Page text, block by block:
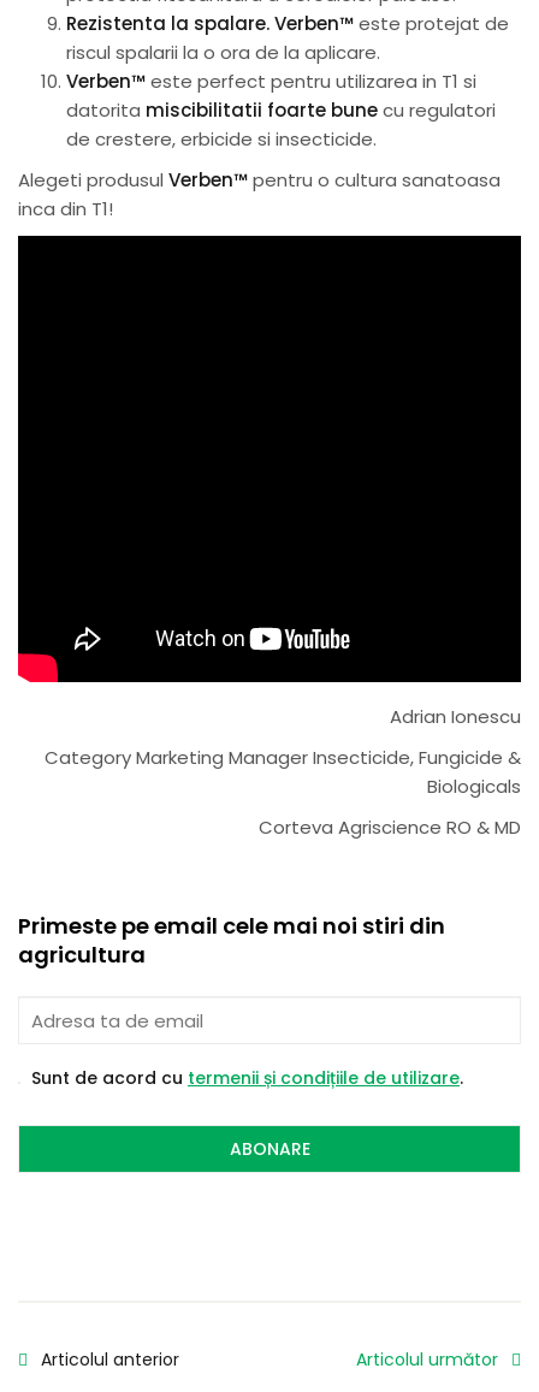
Rezistenta la spalare.Verben™este protejat de
riscul spalarii la o ora de la aplicare.
Verben™este perfect pentru utilizarea in T1 si
datorita miscibilitatii foarte bunecu regulatori
de crestere, erbicide si insecticide.
Alegeti produsul Verben™pentru o cultura sanatoasa
inca din T1!
Adrian Ionescu
Category Marketing Manager Insecticide, Fungicide &
Biologicals
Corteva Agriscience RO & MD
Primeste pe email cele mai noi stiri din
agricultura
Sunt de acord cu termenii și condițiile de utilizare.
ABONARE
Articolul anterior
Articolul următor